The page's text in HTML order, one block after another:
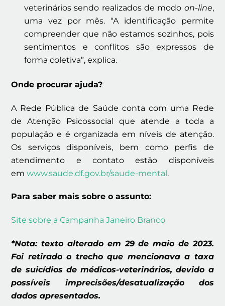
veterinários sendo realizados de modo on-line,
uma vez por mês. “A identificação permite
compreender que não estamos sozinhos, pois
sentimentos e conflitos são expressos de
forma coletiva”, explica.
Onde procurar ajuda?
A Rede Pública de Saúde conta com uma Rede
de Atenção Psicossocial que atende a toda a
população e é organizada em níveis de atenção.
Os serviços disponíveis, bem como perfis de
atendimento e contato estão disponíveis
emwww.saude.df.gov.br/saude-mental.
Para saber mais sobre o assunto:
Site sobre a Campanha Janeiro Branco
*Nota: texto alterado em 29 de maio de 2023.
Foi retirado o trecho que mencionava a taxa
de suicídios de médicos-veterinários, devido a
possíveis imprecisões/desatualização dos
dados apresentados.